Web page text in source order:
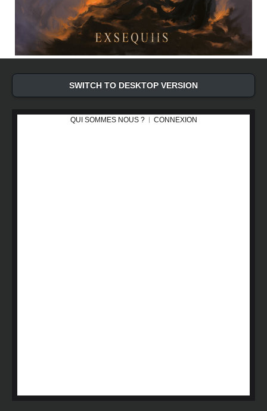
SWITCH TO DESKTOP VERSION
QUI SOMMES NOUS ? CONNEXION